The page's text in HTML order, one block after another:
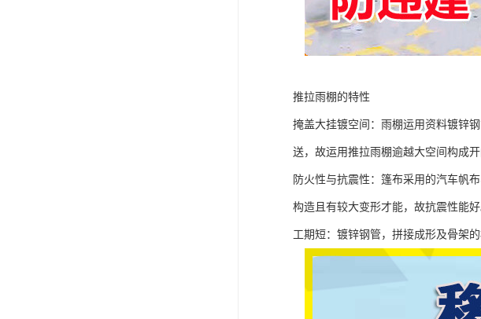
推拉雨棚的特性
掩盖大挂镀空间：雨棚运用资料镀锌
送，故运用推拉雨棚逾越大空间构成
防火性与抗震性：篷布采用的汽车帆
构造且有较大变形才能，故抗震性能好
工期短：镀锌钢管，拼接成形及骨架